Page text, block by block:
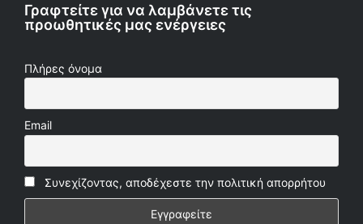
Γραφτείτε για να λαμβάνετε τις
προωθητικές μας ενέργειες
Πλήρες όνομα
Email
Συνεχίζοντας, αποδέχεστε την πολιτική απορρήτου